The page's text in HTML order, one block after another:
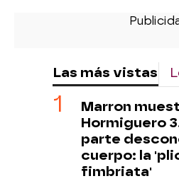
Las más vistas
Marron
Hormiguero
parte
cuerpo: la
fimbriata'